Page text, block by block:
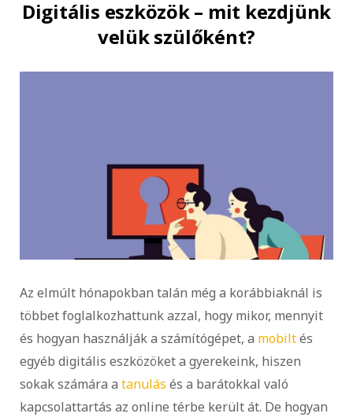
Digitális eszközök – mit kezdjünk
velük szülőként?
Az elmúlt hónapokban talán még a korábbiaknál is
többet foglalkozhattunk azzal, hogy mikor, mennyit
és hogyan használják a számítógépet, a mobiltés
egyéb digitális eszközöket a gyerekeink, hiszen
sokak számára a tanulás és a barátokkal való
kapcsolattartás az online térbe került át. De hogyan